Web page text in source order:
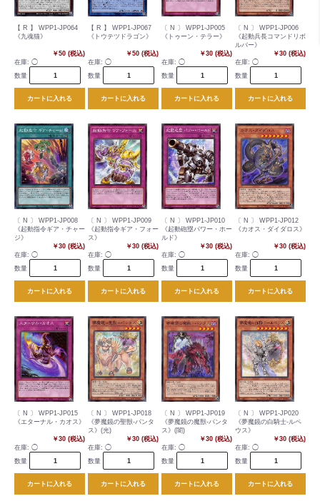
【 R 】 WPP1-JP064
《九魂猫》
￥50 (税込)
在庫: ◯
数量
カートに入れる
【 R 】 WPP1-JP067
《トウテツドラゴン》
￥50 (税込)
在庫: ◯
数量
カートに入れる
〔 N 〕 WPP1-JP005
《トゥーン・テラー》
￥30 (税込)
在庫: ◯
数量
カートに入れる
〔 N 〕 WPP1-JP006
《起動兵長コマンドリボ
ルバー》
￥30 (税込)
在庫: ◯
数量
カートに入れる
〔 N 〕 WPP1-JP008
《起動指令ギア・チャー
ジ》
￥30 (税込)
在庫: ◯
数量
カートに入れる
〔 N 〕 WPP1-JP009
《起動指令ギア・フォー
ス》
￥30 (税込)
在庫: ◯
数量
カートに入れる
〔 N 〕 WPP1-JP010
《起動砲塁パワー・ホー
ルド》
￥30 (税込)
在庫: ◯
数量
カートに入れる
〔 N 〕 WPP1-JP012
《カオス・ダイダロス》
￥30 (税込)
在庫: ◯
数量
カートに入れる
〔 N 〕 WPP1-JP015
《エターナル・カオス》
￥30 (税込)
在庫: ◯
数量
カートに入れる
〔 N 〕 WPP1-JP018
《夢魔鏡の聖獣-パンタ
ス》(光)
￥30 (税込)
在庫: ◯
数量
カートに入れる
〔 N 〕 WPP1-JP019
《夢魔鏡の魔獣-パンタ
ス》(闇)
￥30 (税込)
在庫: ◯
数量
カートに入れる
〔 N 〕 WPP1-JP020
《夢魔鏡の白騎士-ルペ
ウス》
￥30 (税込)
在庫: ◯
数量
カートに入れる